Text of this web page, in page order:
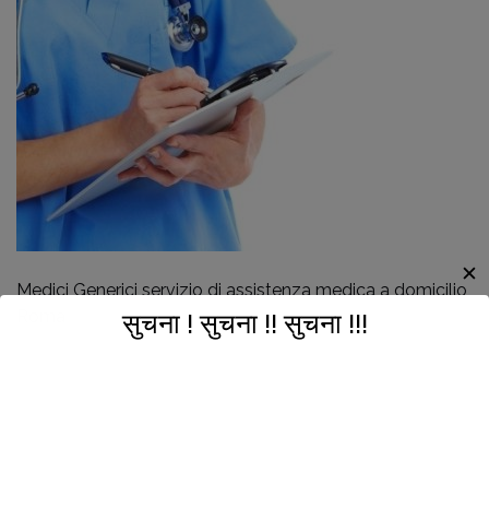
Medici Generici servizio di assistenza medica a domicilio
सुचना ! सुचना !! सुचना !!!
✕